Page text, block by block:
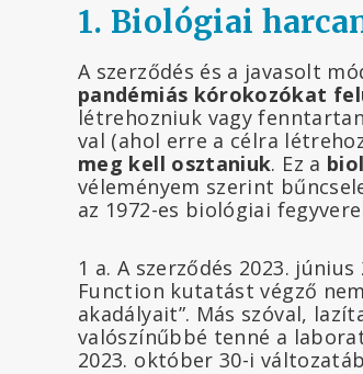
1. Biológiai
A szerződés és a javasolt
pandémiás kórokozókat
létrehozniuk vagy
val (ahol erre a célra
meg kell osztaniuk. Ez a
véleményem szerint
az 1972-es biológiai
1 a. A szerződés 2023.
Function kutatást végző
akadályait”. Más szóval,
valószínűbbé tenné a
2023. október 30-i